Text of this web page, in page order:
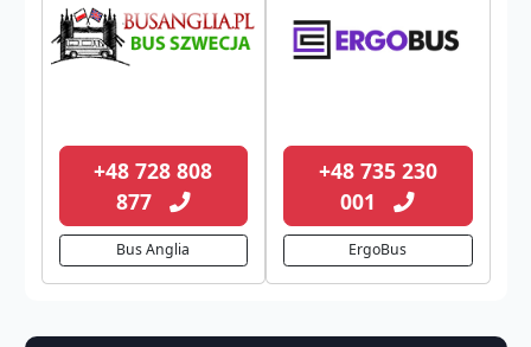
+48 728 808
877
Bus Anglia
+48 735 230
001
ErgoBus